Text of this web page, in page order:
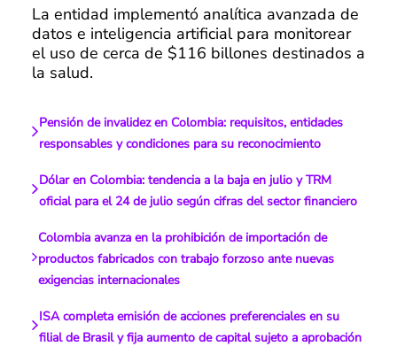
La entidad implementó analítica avanzada de
datos e inteligencia artificial para monitorear
el uso de cerca de $116 billones destinados a
la salud.
Pensión de invalidez en Colombia: requisitos, entidades
responsables y condiciones para su reconocimiento
Dólar en Colombia: tendencia a la baja en julio y TRM
oficial para el 24 de julio según cifras del sector financiero
Colombia avanza en la prohibición de importación de
productos fabricados con trabajo forzoso ante nuevas
exigencias internacionales
ISA completa emisión de acciones preferenciales en su
filial de Brasil y fija aumento de capital sujeto a aprobación